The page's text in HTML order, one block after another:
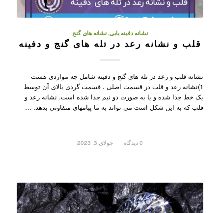
نشانه دفینه یابی,نشانه های گنج
قلب و نشانه رعد در تله های گنج و دفینه
نشانه قلب و رعد در تله های گنج و دفینه شامل چه مواردی هست
1)نشانه رعد و قلب در قسمت اصلی ، قسمت گردی بالای آن توسط
یک خط جدا شده و یا به صورت دو نیم جدا شده است. نشانه رعد و
قلب که به این شکل است می تواند به ما پیامهای متفاوتی بدهد. …
0 دیدگاه جولای 3, 2023